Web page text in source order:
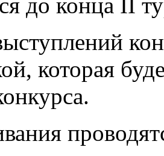
до конца II
которая